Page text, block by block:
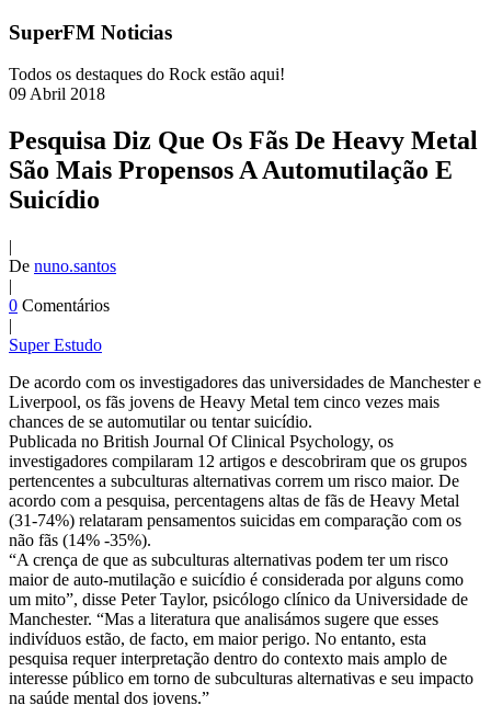
SuperFM Noticias
Todos os destaques do Rock estão aqui!
09Abril 2018
Pesquisa Diz Que Os Fãs De Heavy Metal
São Mais Propensos A Automutilação E
Suicídio
|
De nuno.santos
|
0 Comentários
|
Super Estudo
De acordo com os investigadores das universidades de Manchester e
Liverpool, os fãs jovens de Heavy Metal tem cinco vezes mais
chances de se automutilar ou tentar suicídio.
Publicada no British Journal Of Clinical Psychology, os
investigadores compilaram 12 artigos e descobriram que os grupos
pertencentes a subculturas alternativas correm um risco maior. De
acordo com a pesquisa, percentagens altas de fãs de Heavy Metal
(31-74%) relataram pensamentos suicidas em comparação com os
não fãs (14% -35%).
“A crença de que as subculturas alternativas podem ter um risco
maior de auto-mutilação e suicídio é considerada por alguns como
um mito”, disse Peter Taylor, psicólogo clínico da Universidade de
Manchester. “Mas a literatura que analisámos sugere que esses
indivíduos estão, de facto, em maior perigo. No entanto, esta
pesquisa requer interpretação dentro do contexto mais amplo de
interesse público em torno de subculturas alternativas e seu impacto
na saúde mental dos jovens.”